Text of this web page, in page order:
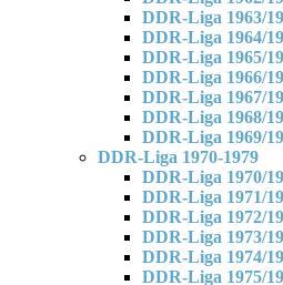
DDR-Liga 1963/
DDR-Liga 1964/
DDR-Liga 1965/
DDR-Liga 1966/
DDR-Liga 1967/
DDR-Liga 1968/
DDR-Liga 1969/
DDR-Liga 1970-1979
DDR-Liga 1970/
DDR-Liga 1971/
DDR-Liga 1972/
DDR-Liga 1973/
DDR-Liga 1974/
DDR-Liga 1975/